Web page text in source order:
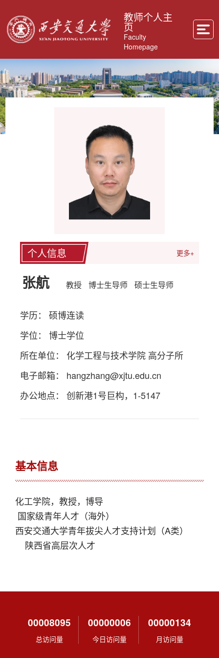
教师个人主
页
Faculty
Homepage
个人信息 更多+
张航 教授 博士生导师 硕士生导师
学历： 硕博连读
学位： 博士学位
所在单位： 化学工程与技术学院 高分子所
电子邮箱： hangzhang@xjtu.edu.cn
办公地点： 创新港1号巨构，1-5147
基本信息
化工学院，教授，博导
国家级青年人才（海外）
西安交通大学青年拔尖人才支持计划（A类）
陕西省高层次人才
00008095
总访问量
00000006
今日访问量
00000134
月访问量